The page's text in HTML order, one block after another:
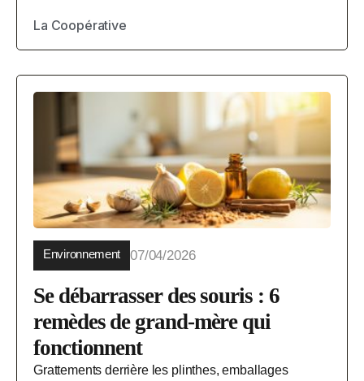
La Coopérative
Environnement 07/04/2026
Se débarrasser des souris : 6
remèdes de grand-mère qui
fonctionnent
Grattements derrière les plinthes, emballages